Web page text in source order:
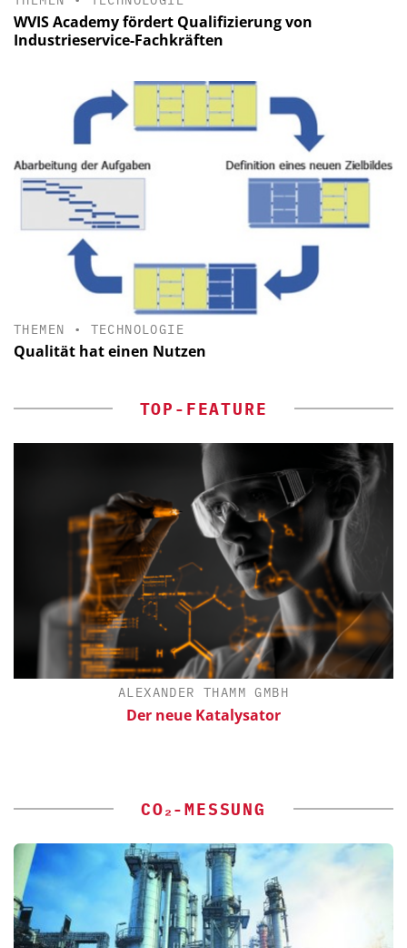
WVIS Academy fördert Qualifizierung von
Industrieservice-Fachkräften
THEMEN • TECHNOLOGIE
Qualität hat einen Nutzen
TOP-FEATURE
ALEXANDER THAMM GMBH
Der neue Katalysator
CO₂-MESSUNG